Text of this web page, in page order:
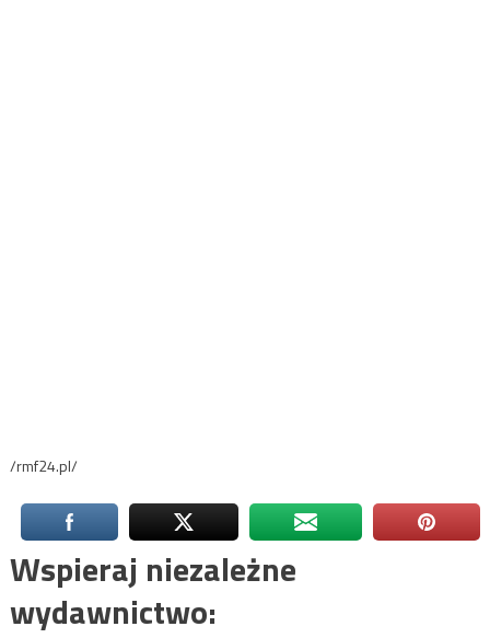
/rmf24.pl/
Wspieraj niezależne
wydawnictwo: